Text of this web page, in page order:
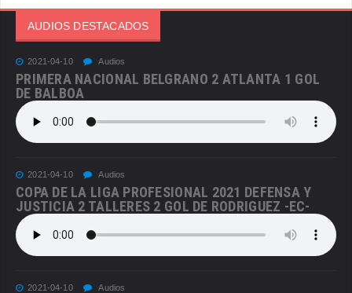
AUDIOS DESTACADOS
2021-04-10 Audios
PRIMERA NACIONAL BELGRANO 2 ATLANTA 1 GOL
DE BALBOA
2021-04-10 Audios
COPA DE LA LIGA PROFESIONAL 2021 DEFENSA Y
JUSTICIA 2 TALLERES 2 GOL DE RODRIGUEZ -EC-
2021-04-10 Audios